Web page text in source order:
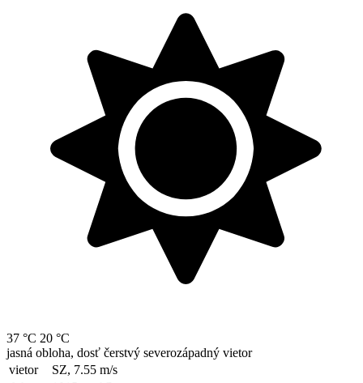
37 °C 20 °C
jasná obloha, dosť čerstvý severozápadný vietor
vietor
SZ, 7.55 m/s